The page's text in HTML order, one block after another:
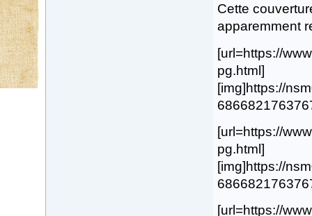
Cette
apparemment
[url=https://
pg.html]
[img]https://
[url=https://
pg.html]
[img]https://
[url=https://